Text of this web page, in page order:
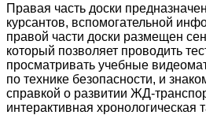
Правая часть доски
курсантов, вспомогательной
правой части доски размещен
который позволяет проводить
просматривать учебные
по технике безопасности, и
справкой о развитии ЖД-
интерактивная хронологическая